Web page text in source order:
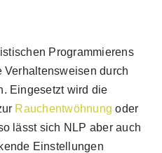
Programmierens
Verhaltensweisen durch
Eingesetzt wird die
Rauchentwöhnungoder
lässt sich NLP aber auch
Einstellungen